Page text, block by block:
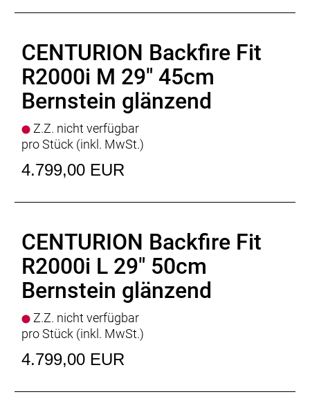
625Wh
Batteriekapazität: 750Wh
Display: BOSCH Kiox 300, BOSCH Mini Remote
Ladegerät: BOSCH Standard Charger * 4 Ampere
Empfehlung Mindest Körpergrösse
Empfehlung Maximal Körpergrösse
Gewicht: 24.0kg
Zulässiges Gesamtgewicht
CENTURION Backfire Fit
R2000i M 29" 45cm
Bernstein glänzend
Z.Z. nicht verfügbar
pro Stück (inkl. MwSt.)
4.799,00 EUR
CENTURION Backfire Fit
R2000i L 29" 50cm
Bernstein glänzend
Z.Z. nicht verfügbar
pro Stück (inkl. MwSt.)
4.799,00 EUR